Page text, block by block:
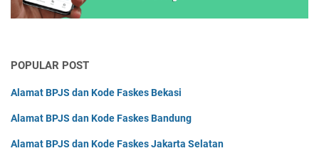
POPULAR POST
Alamat BPJS dan Kode Faskes Bekasi
Alamat BPJS dan Kode Faskes Bandung
Alamat BPJS dan Kode Faskes Jakarta Selatan